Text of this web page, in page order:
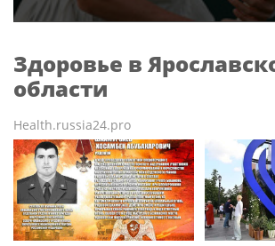
Здоровье в
области
Health.russia24.pro